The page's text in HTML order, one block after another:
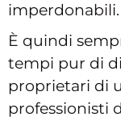
imperdonabili.
È quindi
tempi pur di
proprietari di
professionisti